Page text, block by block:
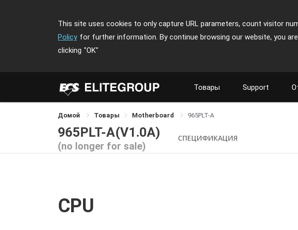
This site uses cookies to only capture URL parameters, count visitor
Policy for further information. By continue browsing our website, you
clicking "OK"
Товары Support
Домой Товары Motherboard 965PLT-A
965PLT-A(V1.0A)
(no longer for sale)
СПЕЦИФИКАЦИЯ
CPU